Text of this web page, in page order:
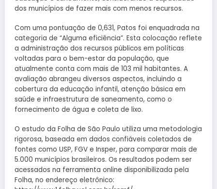
dos municípios de fazer mais com menos recursos.
Com uma pontuação de 0,631, Patos foi enquadrada na
categoria de “Alguma eficiência”. Esta colocação reflete
a administração dos recursos públicos em políticas
voltadas para o bem-estar da população, que
atualmente conta com mais de 103 mil habitantes. A
avaliação abrangeu diversos aspectos, incluindo a
cobertura da educação infantil, atenção básica em
saúde e infraestrutura de saneamento, como o
fornecimento de água e coleta de lixo.
O estudo da Folha de São Paulo utiliza uma metodologia
rigorosa, baseada em dados confiáveis coletados de
fontes como USP, FGV e Insper, para comparar mais de
5.000 municípios brasileiros. Os resultados podem ser
acessados na ferramenta online disponibilizada pela
Folha, no endereço eletrônico: